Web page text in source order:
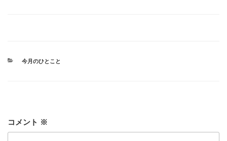
カ
今月のひとこと
コメント ※